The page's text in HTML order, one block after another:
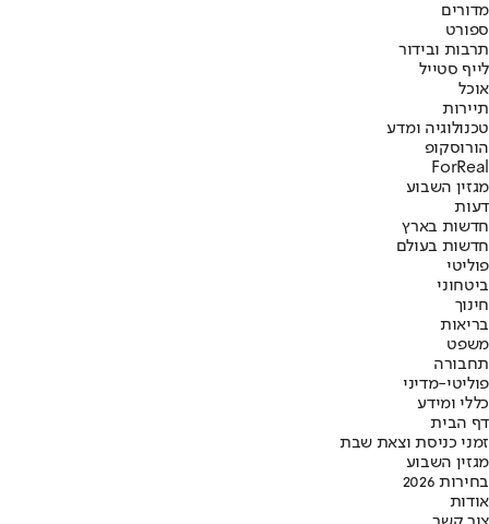
מדורים
ספורט
תרבות ובידור
לייף סטייל
אוכל
תיירות
טכנולוגיה ומדע
הורוסקופ
ForReal
מגזין השבוע
דעות
חדשות בארץ
חדשות בעולם
פוליטי
ביטחוני
חינוך
בריאות
משפט
תחבורה
פוליטי-מדיני
כללי ומידע
דף הבית
זמני כניסת וצאת שבת
מגזין השבוע
בחירות 2026
אודות